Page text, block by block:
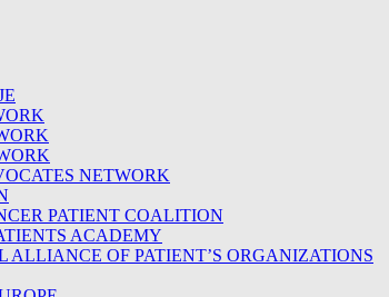
NETWORK
PATIENT COALITION
ACADEMY
ALLIANCE OF PATIENT’S ORGANIZATIONS